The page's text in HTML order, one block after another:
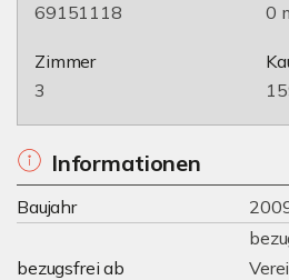
69151118
0
Zimmer
3
Informationen
Baujahr
bezugsfrei ab